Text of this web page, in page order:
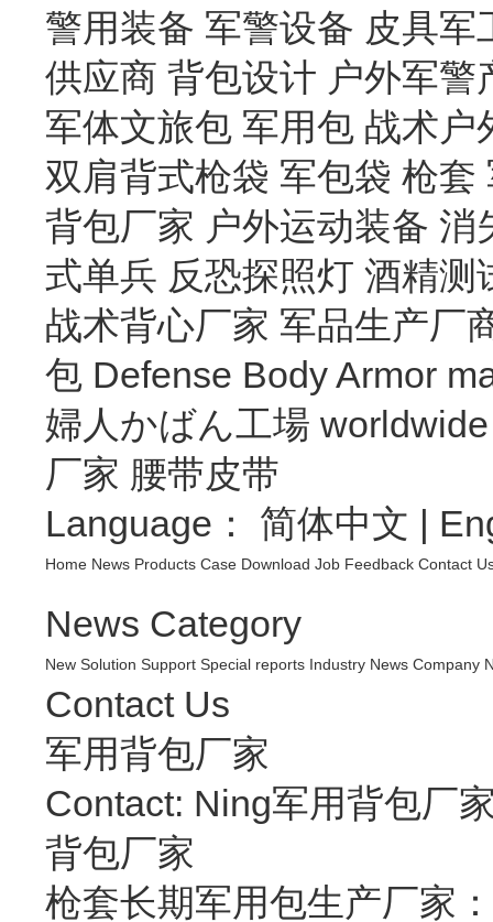
警用装备 军警设备 皮具军
供应商 背包设计 户外军警
军体文旅包 军用包 战术户
双肩背式枪袋 军包袋 枪套
背包厂家 户外运动装备 消
式单兵 反恐探照灯 酒精测
战术背心厂家 军品生产厂
包 Defense Body Armor
婦人かばん工場 worldwide
厂家 腰带皮带
Language： 简体中文 |
Home News Products Case Download Job Feedback Contact
News Category
New Solution Support Special reports Industry News Company
Contact Us
军用背包厂家
Contact: Ning军用背包厂
背包厂家
枪套长期军用包生产厂家